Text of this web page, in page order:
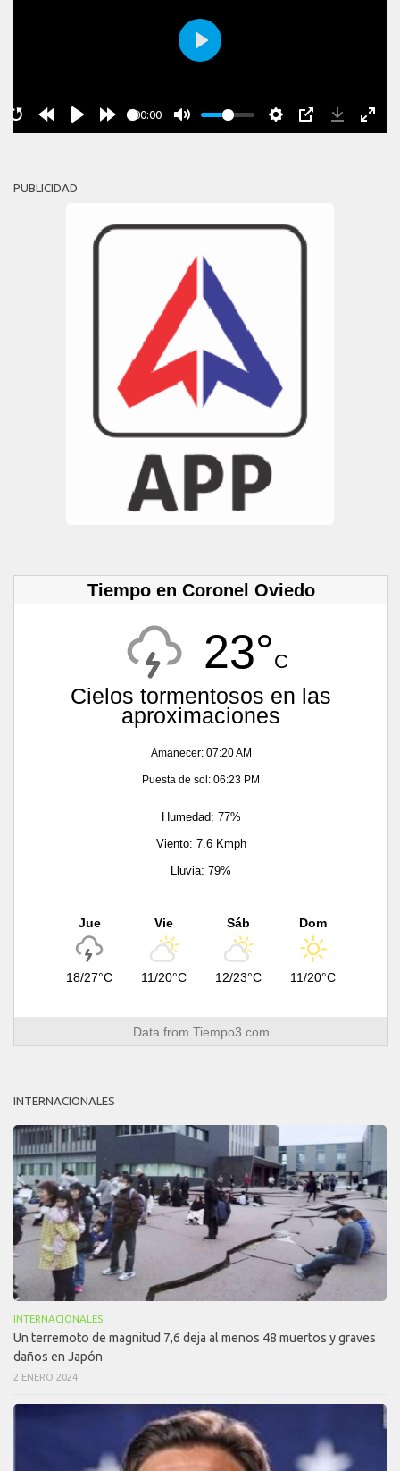
00:00
Play
PUBLICIDAD
Tiempo en Coronel Oviedo
23°C
Cielos tormentosos en las
aproximaciones
Amanecer: 07:20 AM
Puesta de sol: 06:23 PM
Humedad: 77%
Viento: 7.6 Kmph
Lluvia: 79%
Jue
18/27°C
Vie
11/20°C
Sáb
12/23°C
Dom
11/20°C
Data from Tiempo3.com
INTERNACIONALES
INTERNACIONALES
Un terremoto de magnitud 7,6 deja al menos 48 muertos y graves
daños en Japón
2 ENERO 2024